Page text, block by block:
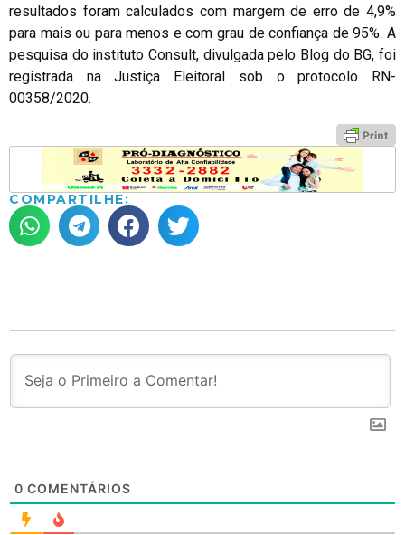
resultados foram calculados com margem de erro de 4,9%
para mais ou para menos e com grau de confiança de 95%. A
pesquisa do instituto Consult, divulgada pelo Blog do BG, foi
registrada na Justiça Eleitoral sob o protocolo RN-
00358/2020.
COMPARTILHE:
0 COMENTÁRIOS